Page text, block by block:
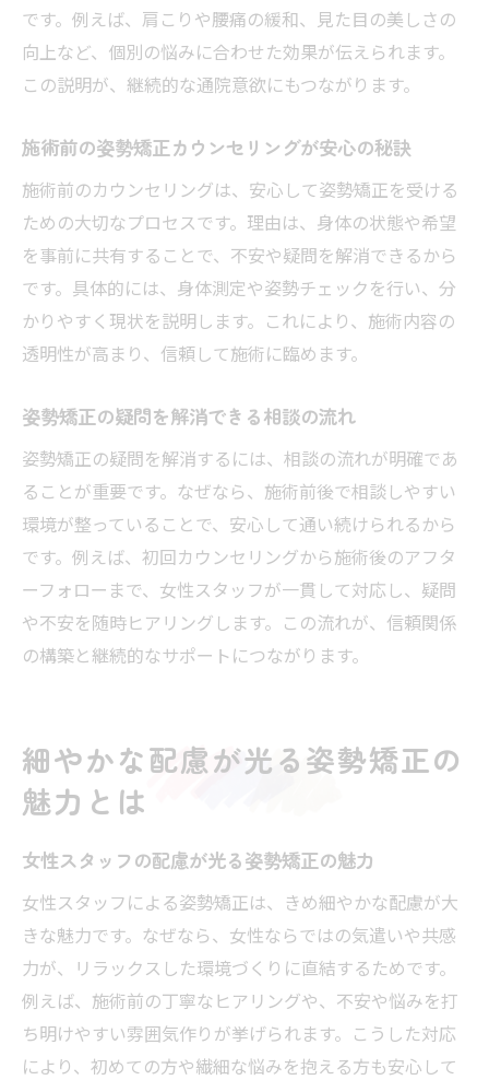
です。例えば、肩こりや腰痛の緩和、見た目の美しさの
向上など、個別の悩みに合わせた効果が伝えられます。
この説明が、継続的な通院意欲にもつながります。
施術前の姿勢矯正カウンセリングが安心の秘訣
施術前のカウンセリングは、安心して姿勢矯正を受ける
ための大切なプロセスです。理由は、身体の状態や希望
を事前に共有することで、不安や疑問を解消できるから
です。具体的には、身体測定や姿勢チェックを行い、分
かりやすく現状を説明します。これにより、施術内容の
透明性が高まり、信頼して施術に臨めます。
姿勢矯正の疑問を解消できる相談の流れ
姿勢矯正の疑問を解消するには、相談の流れが明確であ
ることが重要です。なぜなら、施術前後で相談しやすい
環境が整っていることで、安心して通い続けられるから
です。例えば、初回カウンセリングから施術後のアフタ
ーフォローまで、女性スタッフが一貫して対応し、疑問
や不安を随時ヒアリングします。この流れが、信頼関係
の構築と継続的なサポートにつながります。
細やかな配慮が光る姿勢矯正の
魅力とは
女性スタッフの配慮が光る姿勢矯正の魅力
女性スタッフによる姿勢矯正は、きめ細やかな配慮が大
きな魅力です。なぜなら、女性ならではの気遣いや共感
力が、リラックスした環境づくりに直結するためです。
例えば、施術前の丁寧なヒアリングや、不安や悩みを打
ち明けやすい雰囲気作りが挙げられます。こうした対応
により、初めての方や繊細な悩みを抱える方も安心して